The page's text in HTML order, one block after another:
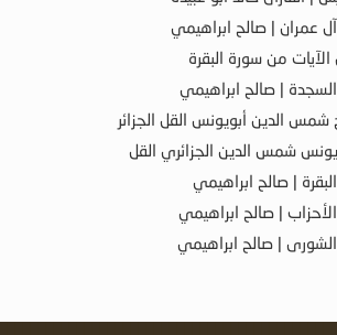
عمران | صالح ابراهيمي
من سورة البقرة
| صالح ابراهيمي
شمس الدين أبويونس القل الجزائر
شمس الدين الجزائري القل
| صالح ابراهيمي
| صالح ابراهيمي
| صالح ابراهيمي